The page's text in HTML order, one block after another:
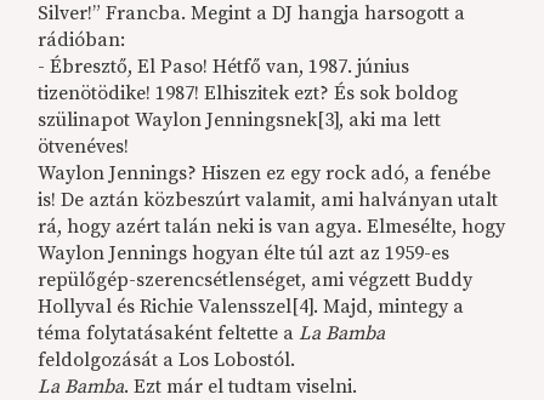
Silver!” Francba. Megint a DJ hangja harsogott a
rádióban:
- Ébresztő, El Paso! Hétfő van, 1987. június
tizenötödike! 1987! Elhiszitek ezt? És sok boldog
szülinapot Waylon Jenningsnek[3], aki ma lett
ötvenéves!
Waylon Jennings? Hiszen ez egy rock adó, a fenébe
is! De aztán közbeszúrt valamit, ami halványan utalt
rá, hogy azért talán neki is van agya. Elmesélte, hogy
Waylon Jennings hogyan élte túl azt az 1959-es
repülőgép-szerencsétlenséget, ami végzett Buddy
Hollyval és Richie Valensszel[4]. Majd, mintegy a
téma folytatásaként feltette aLa Bamba
feldolgozását a Los Lobostól.
La Bamba. Ezt már el tudtam viselni.